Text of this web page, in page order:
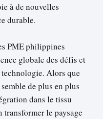
à de nouvelles
durable.
PME philippines
globale des défis et
Alors que
de plus en plus
dans le tissu
le paysage